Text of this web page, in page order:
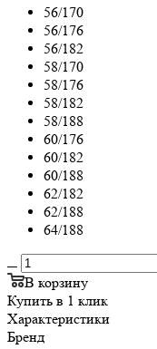
56/170
56/176
56/182
58/170
58/176
58/182
58/188
60/176
60/182
60/188
62/182
62/188
64/188
В корзину
Купить в 1 клик
Характеристики
Бренд